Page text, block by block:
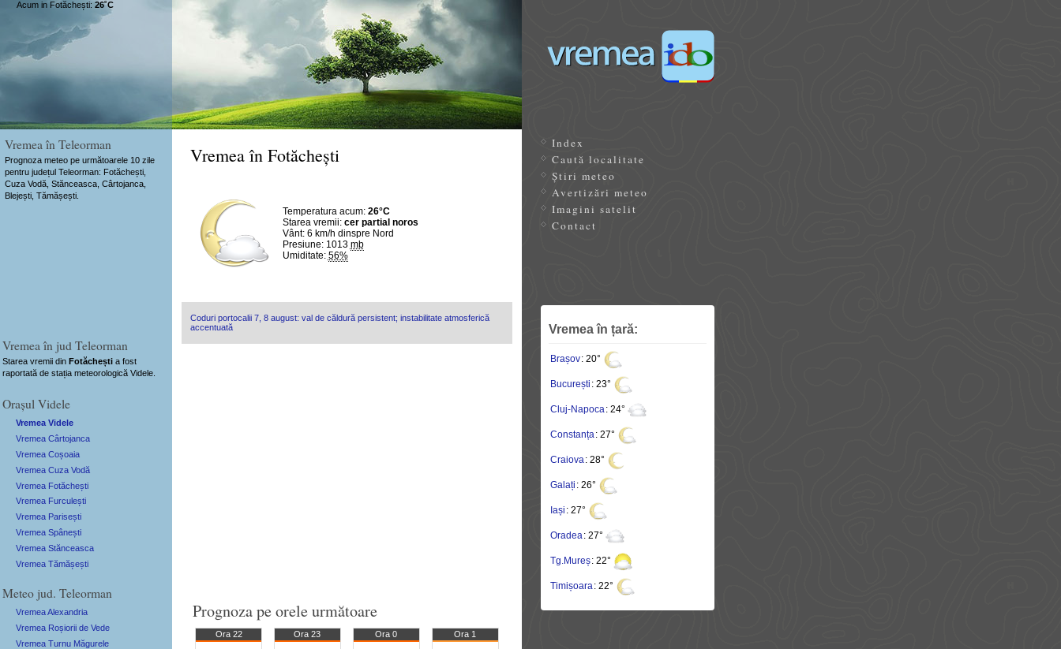
Vremea în Teleorman
Prognoza meteo pe următoarele 10 zile
pentru județul Teleorman: Fotăchești,
Cuza Vodă, Stănceasca, Cârtojanca,
Blejești, Tămășești.
Vremea în Fotăchești
Temperatura acum: 26°C
Starea vremii: cer partial noros
Vânt: 6 km/h dinspre Nord
Presiune: 1013 mb
Umiditate: 56%
Acum in Fotăchești: 26˚C
Coduri portocalii 7, 8 august: val de căldură persistent; instabilitate atmosferică
accentuată
Prognoza pe orele următoare
Ora 22 Ora 23 Ora 0 Ora 1
Index
Caută localitate
Știri meteo
Avertizări meteo
Imagini satelit
Contact
Vremea în țară:
Brașov: 20°
București : 23°
Cluj-Napoca: 24°
Constanța: 27°
Craiova: 28°
Galați : 26°
Iași : 27°
Oradea: 27°
Tg.Mureș: 22°
Timișoara: 22°
Vremea în jud Teleorman
Starea vremii dinFotăchești a fost
raportată de stația meteorologică Videle.
Orașul Videle
Vremea Videle
Vremea Cârtojanca
Vremea Coșoaia
Vremea Cuza Vodă
Vremea Fotăchești
Vremea Furculești
Vremea Parisești
Vremea Spânești
Vremea Stănceasca
Vremea Tămășești
Meteo jud. Teleorman
Vremea Alexandria
Vremea Roșiorii de Vede
Vremea Turnu Măgurele